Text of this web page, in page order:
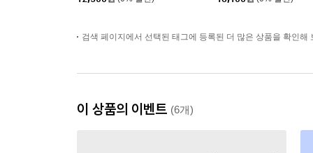
검색 페이지에서 선택된 태그에 등록된 더 많은 상품을 확인해
이 상품의 이벤트 (6개)